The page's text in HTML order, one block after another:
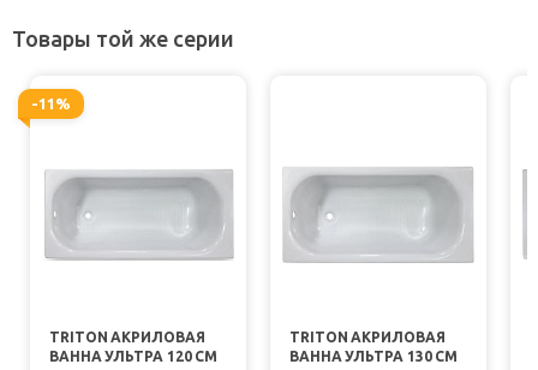
Товары той же серии
-11%
TRITON АКРИЛОВАЯ
ВАННА УЛЬТРА 120 СМ
TRITON АКРИЛОВАЯ
ВАННА УЛЬТРА 130 СМ